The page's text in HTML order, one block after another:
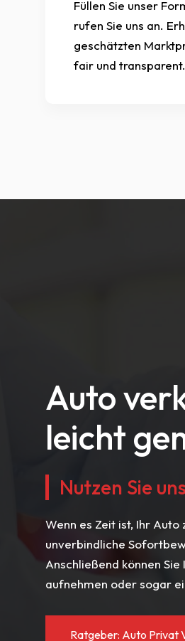
Füllen Sie unser
rufen Sie uns an.
geschätzten
fair und transparent.
Auto
leicht
Nutzen Sie
Wenn es Zeit ist, Ihr
unverbindliche
Anschließend können
aufnehmen oder sogar
Ratgeber: Auto Privat